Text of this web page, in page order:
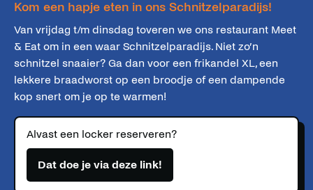
Kom een hapje eten in ons Schnitzelparadijs!
Van vrijdag t/m dinsdag toveren we ons restaurant Meet
& Eat om in een waar Schnitzelparadijs. Niet zo’n
schnitzel snaaier? Ga dan voor een frikandel XL, een
lekkere braadworst op een broodje of een dampende
kop snert om je op te warmen!
Alvast een locker reserveren?
Dat doe je via deze link!